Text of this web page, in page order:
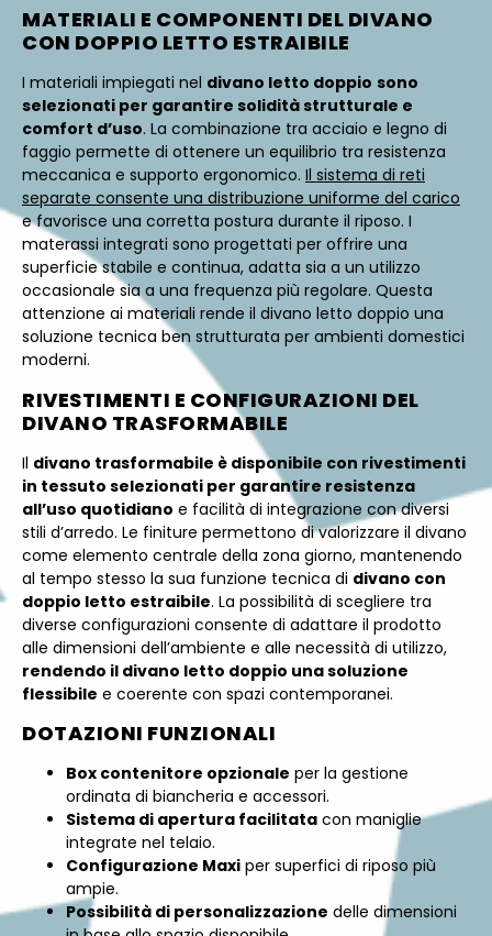
MATERIALI E COMPONENTI DEL DIVANO
CON DOPPIO LETTO ESTRAIBILE
I materiali impiegati nel divano letto doppio sono
selezionati per garantire solidità strutturale e
comfort d’uso. La combinazione tra acciaio e legno di
faggio permette di ottenere un equilibrio tra resistenza
meccanica e supporto ergonomico. Il sistema di reti
separate consente una distribuzione uniforme del carico
e favorisce una corretta postura durante il riposo. I
materassi integrati sono progettati per offrire una
superficie stabile e continua, adatta sia a un utilizzo
occasionale sia a una frequenza più regolare. Questa
attenzione ai materiali rende il divano letto doppio una
soluzione tecnica ben strutturata per ambienti domestici
moderni.
RIVESTIMENTI E CONFIGURAZIONI DEL
DIVANO TRASFORMABILE
Il divano trasformabile è disponibile con rivestimenti
in tessuto selezionati per garantire resistenza
all’uso quotidiano e facilità di integrazione con diversi
stili d’arredo. Le finiture permettono di valorizzare il divano
come elemento centrale della zona giorno, mantenendo
al tempo stesso la sua funzione tecnica di divano con
doppio letto estraibile. La possibilità di scegliere tra
diverse configurazioni consente di adattare il prodotto
alle dimensioni dell’ambiente e alle necessità di utilizzo,
rendendo il divano letto doppio una soluzione
flessibile e coerente con spazi contemporanei.
DOTAZIONI FUNZIONALI
Box contenitore opzionale per la gestione
ordinata di biancheria e accessori.
Sistema di apertura facilitata con maniglie
integrate nel telaio.
Configurazione Maxi per superfici di riposo più
ampie.
Possibilità di personalizzazione delle dimensioni